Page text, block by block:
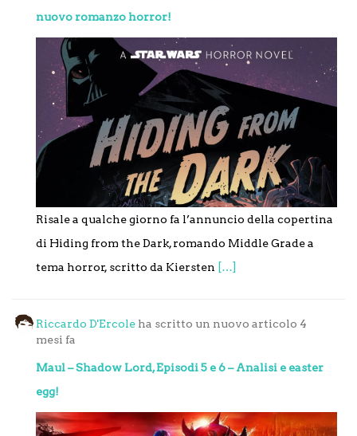
nuovo romanzo horror!
Risale a qualche giorno fa l’annuncio della copertina
di Hiding from the Dark, romando Middle Grade a
tema horror, scritto da Kiersten
[…]
Riccardo D'Ercole ha scritto un nuovo articolo 4
mesi fa
Maul – Shadow Lord, Episodi 5 e 6 – Analisi e easter
egg!